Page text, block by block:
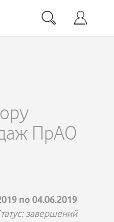
ПрАО
по 04.06.2019
завершений